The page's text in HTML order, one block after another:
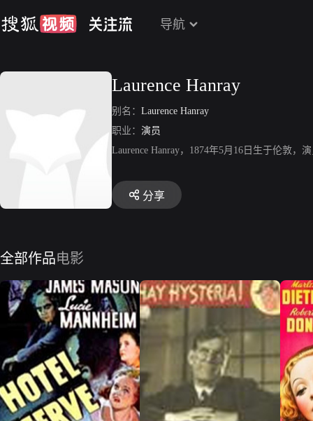
导航
Laurence Hanray
别名： Laurence Hanray
职业： 演员
Laurence Hanray，1874年5月16日生于伦敦
分享
全部作品电影